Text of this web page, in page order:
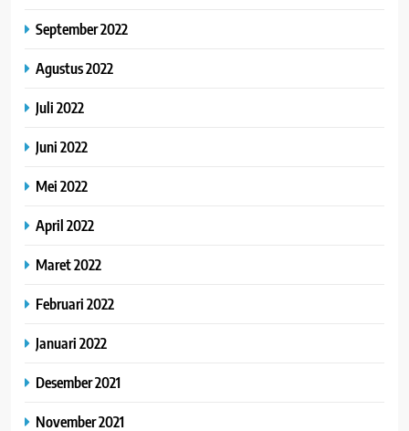
September 2022
Agustus 2022
Juli 2022
Juni 2022
Mei 2022
April 2022
Maret 2022
Februari 2022
Januari 2022
Desember 2021
November 2021